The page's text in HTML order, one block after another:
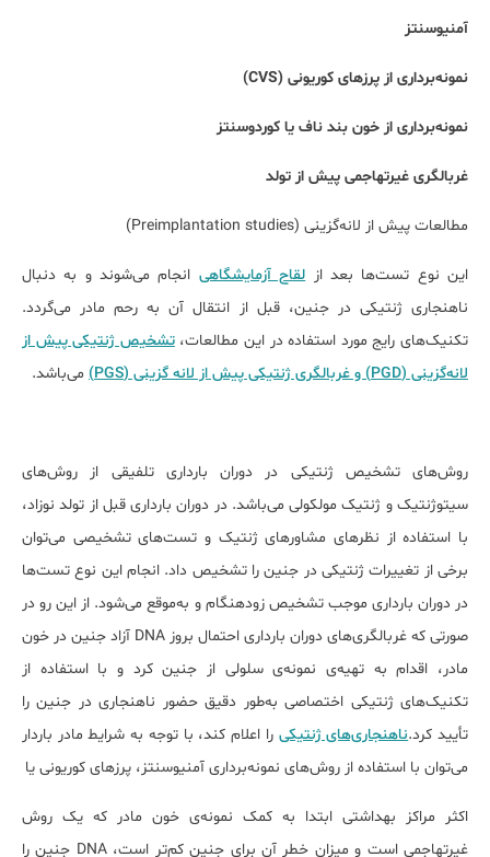
آمنیوسنتز
نمونه‌برداری از پرزهای کوریونی (CVS)
نمونه‌برداری از خون بند ناف یا کوردوسنتز
غربالگری غیرتهاجمی پیش از تولد
مطالعات پیش از لانه‌گزینی (Preimplantation studies)
این نوع تست‌ها بعد از لقاح آزمایشگاهی انجام می‌شوند و به دنبال
ناهنجاری ژنتیکی در جنین، قبل از انتقال آن به رحم مادر می‌گردد.
تکنیک‌های رایج مورد استفاده در این مطالعات،تشخیص ژنتیکی پیش از
لانه‌گزینی (PGD) و غربالگری ژنتیکی پیش از لانه گزینی (PGS)
می‌باشد.
روش‌های تشخیص ژنتیکی در دوران بارداری تلفیقی از روش‌های
سیتوژنتیک و ژنتیک مولکولی می‌باشد. در دوران بارداری قبل از تولد نوزاد،
با استفاده از نظرهای مشاورهای ژنتیک و تست‌های تشخیصی می‌توان
برخی از تغییرات ژنتیکی در جنین را تشخیص داد. انجام این نوع تست‌ها
در دوران بارداری موجب تشخیص زودهنگام و به‌موقع می‌شود. از این رو در
صورتی که غربالگری‌های دوران بارداری احتمال بروز DNA آزاد جنین در خون
مادر، اقدام به تهیه‌ی نمونه‌ی سلولی از جنین کرد و با استفاده از
تکنیک‌های ژنتیکی اختصاصی به‌طور دقیق حضور ناهنجاری در جنین را
تأیید کرد.ناهنجاری‌های ژنتیکی را اعلام کند، با توجه به شرایط مادر باردار
می‌توان با استفاده از روش‌های نمونه‌برداری آمنیوسنتز، پرزهای کوریونی یا
اکثر مراکز بهداشتی ابتدا به کمک نمونه‌ی خون مادر که یک روش
غیرتهاجمی است و میزان خطر آن برای جنین کم‌تر است، DNA جنین را